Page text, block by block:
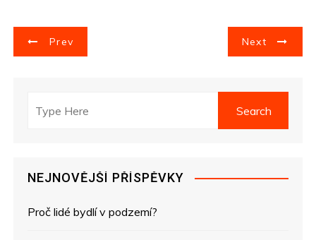
N
Prev Next
NEJNOVĚJŠÍ PŘÍSPĚVKY
Proč lidé bydlí v podzemí?